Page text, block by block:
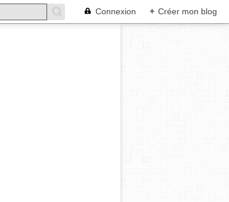
Connexion + Créer mon blog